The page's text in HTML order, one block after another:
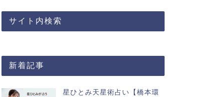
サイト内検索
新着記事
星ひとみ天星術占い【橋本環